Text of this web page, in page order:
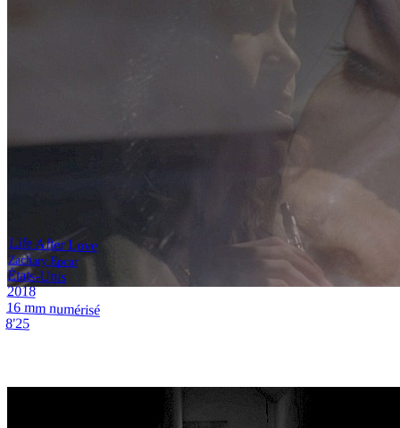
Life After Love
Zachary Epcar
États-Unis
2018
16 mm numérisé
8'25